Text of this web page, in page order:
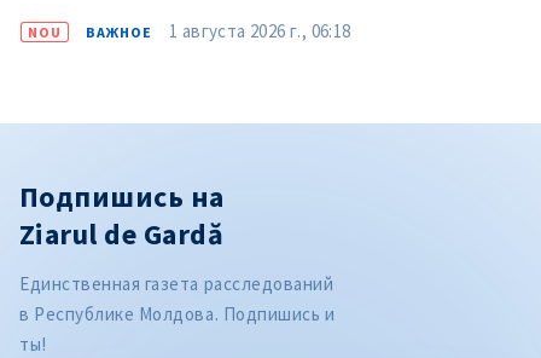
NOU ВАЖНОЕ 1 августа 2026 г., 06:18
Подпишись на
Ziarul de Gardă
Единственная газета расследований
в Республике Молдова. Подпишись и
ты!